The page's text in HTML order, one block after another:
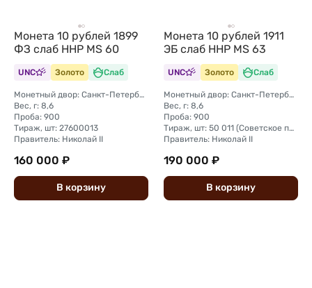
Монета 10 рублей 1899
ФЗ слаб ННР MS 60
UNC Золото Слаб
Монетный двор: Санкт-Петербургский монетный двор
Вес, г: 8,6
Проба: 900
Тираж, шт: 27600013
Правитель: Николай II
160 000 ₽
В корзину
Монета 10 рублей 1911
ЭБ слаб ННР MS 63
UNC Золото Слаб
Монетный двор: Санкт-Петербургский монетный двор
Вес, г: 8,6
Проба: 900
Тираж, шт: 50 011 (Советское правительство с декабря 1925 г. по март 1926 г. отчеканило 2 011 000 10-ти рублевого достоинства царского образца, предположительно штемпелями 1911 г.)
Правитель: Николай II
190 000 ₽
В корзину